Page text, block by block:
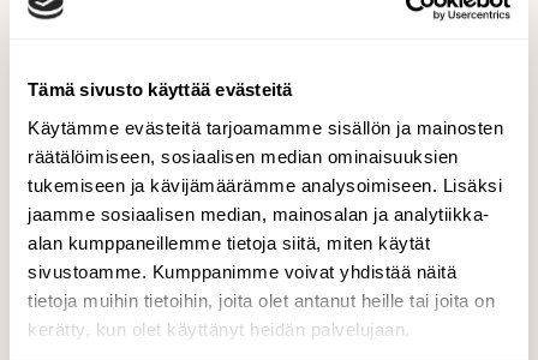
Tämä sivusto käyttää evästeitä
Käytämme evästeitä tarjoamamme sisällön ja mainosten
räätälöimiseen, sosiaalisen median ominaisuuksien
tukemiseen ja kävijämäärämme analysoimiseen. Lisäksi
jaamme sosiaalisen median, mainosalan ja analytiikka-
alan kumppaneillemme tietoja siitä, miten käytät
sivustoamme. Kumppanimme voivat yhdistää näitä
tietoja muihin tietoihin, joita olet antanut heille tai joita on
kerätty, kun olet käyttänyt heidän palvelujaan.
Koskikara
Koskikara viettää talvea Malmilla
Longinojassa.